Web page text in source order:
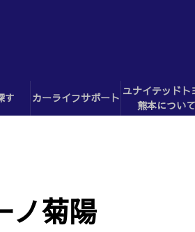
す カーライフサポート ユナイテッドト
熊本について
ノ菊陽